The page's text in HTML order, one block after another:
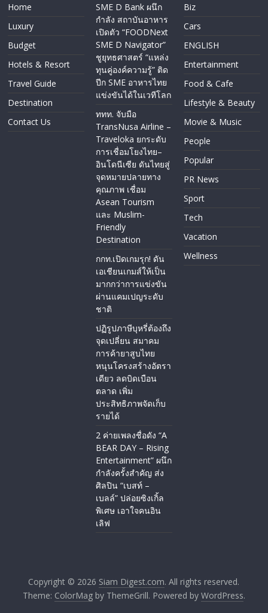
Home
Luxury
Budget
Hotels & Resort
Travel Guide
Destination
Contact Us
SME D Bank ผนึก
กำลัง สถาบันอาหาร
เปิดตัว “FOODNext
SME D Navigator”
ชูยุทธศาสตร์ “แหล่ง
ทุนคู่องค์ความรู้” ติด
ปีก SME อาหารไทย
แข่งขันได้ในเวทีโลก
ททท. จับมือ
TransNusa Airline –
Traveloka ยกระดับ
การเชื่อมโยงไทย–
อินโดนีเซีย ดันไทยสู่
จุดหมายปลายทาง
คุณภาพ เชื่อม
Asean Tourism
และ Muslim-
Friendly
Destination
กกท.เปิดเกมรุก! ดัน
เอเชียนเกมส์ให้เป็น
มากกว่าการแข่งขัน
ผ่านแคมเปญระดับ
ชาติ
ปฏิรูปภาษีบุหรี่ต้องถึง
จุดเปลี่ยน สมาคม
การค้ายาสูบไทย
หนุนโครงสร้างอัตรา
เดียว ลดบิดเบือน
ตลาด เพิ่ม
ประสิทธิภาพจัดเก็บ
รายได้
2 ค่ายเพลงชื่อดัง “A
BEAR DAY – Rising
Entertainment” ผนึก
กำลังครั้งสำคัญ ส่ง
ศิลปิน “เบสท์ –
เบลล์” ปล่อยซิงเกิ้ล
พิเศษ เอาใจคนอิน
เลิฟ
Biz
Cars
ENGLISH​
Entertainment
Food & Cafe
Lifestyle & Beauty
Movie & Music
People
Popular
PR News
Sport
Tech
Vacation
Wellness
Copyright © 2026 Siam Digest.com. All rights reserved.
Theme: ColorMagby ThemeGrill. Powered by WordPress.